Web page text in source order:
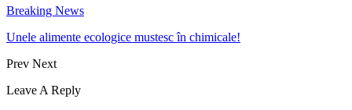
Breaking News
Unele alimente ecologice mustesc în chimicale!
Prev Next
Leave A Reply